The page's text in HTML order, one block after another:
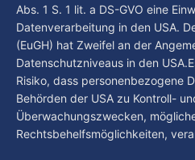
Abs. 1 S. 1 lit. a DS-GVO eine
Datenverarbeitung in den USA.
(EuGH) hat Zweifel an der
Datenschutzniveaus in den
Risiko, dass personenbezogene
Behörden der USA zu Kontroll-
Überwachungszwecken,
Rechtsbehelfsmöglichkeiten,